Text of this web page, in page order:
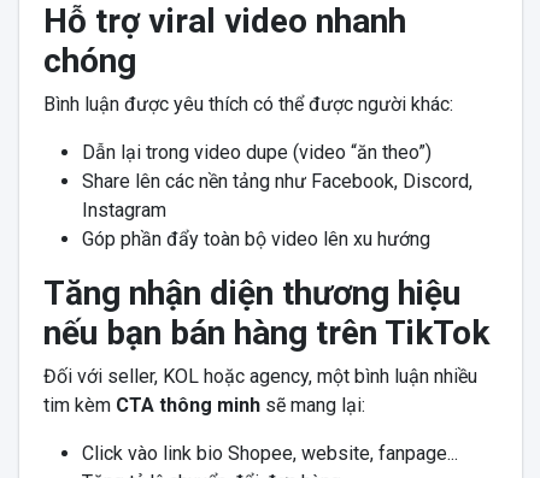
Hỗ trợ viral video nhanh
chóng
Bình luận được yêu thích có thể được người khác:
Dẫn lại trong video dupe (video “ăn theo”)
Share lên các nền tảng như Facebook, Discord,
Instagram
Góp phần đẩy toàn bộ video lên xu hướng
Tăng nhận diện thương hiệu
nếu bạn bán hàng trên TikTok
Đối với seller, KOL hoặc agency, một bình luận nhiều
tim kèm CTA thông minhsẽ mang lại:
Click vào link bio Shopee, website, fanpage...